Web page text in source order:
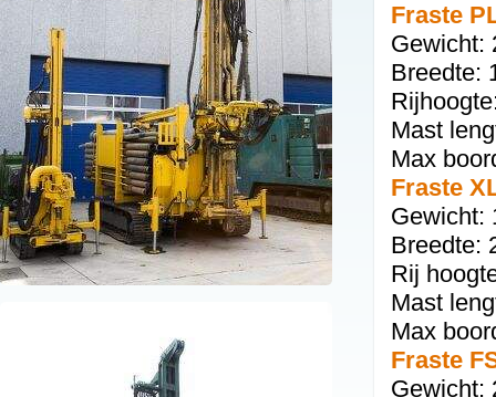
Fraste
Gewicht:
Breedte:
Mast
Max
Fraste
Gewicht:
Breedte:
Rij
Mast
Max
Fraste
Gewicht: